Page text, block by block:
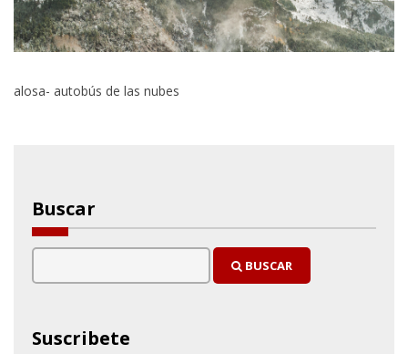
alosa- autobús de las nubes
Buscar
BUSCAR
Suscribete